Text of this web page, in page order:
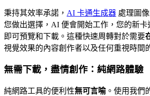
秉持其效率承諾， AI 卡通生成器 處理圖
您做出選擇，AI 便會開始工作，您的新卡
即可預覽和下載。這種快速周轉對於需要
視覺效果的內容創作者以及任何重視時間
無需下載，盡情創作：純網路體驗
純網路工具的便利性無可言喻。使用我們